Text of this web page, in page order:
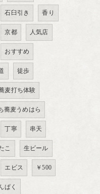
石臼引き 香り
京都 人気店
おすすめ
徒歩
麦打ち体験
蕎麦うめはら
丁寧 串天
こ 生ビール
エビス ￥500
ぱく